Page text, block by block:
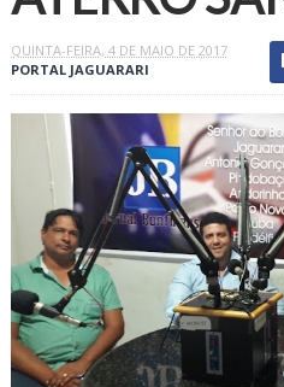
QUINTA-FEIRA, 4 DE MAIO DE 2017
PORTAL JAGUARARI